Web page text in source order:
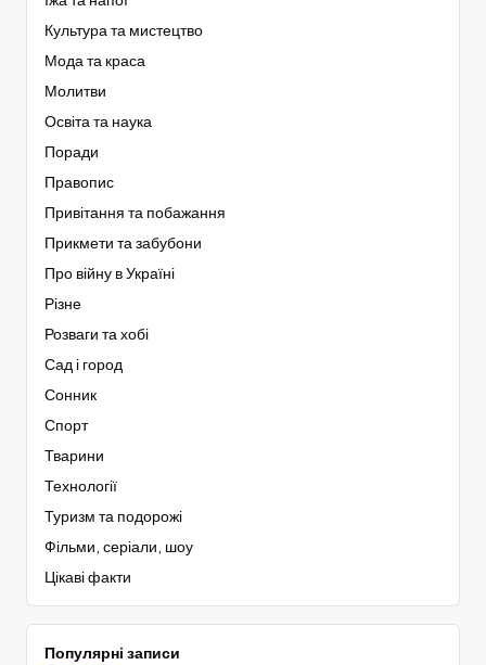
Культура та мистецтво
Мода та краса
Молитви
Освіта та наука
Поради
Правопис
Привітання та побажання
Прикмети та забубони
Про війну в Україні
Різне
Розваги та хобі
Сад і город
Сонник
Спорт
Тварини
Технології
Туризм та подорожі
Фільми, серіали, шоу
Цікаві факти
Популярні записи